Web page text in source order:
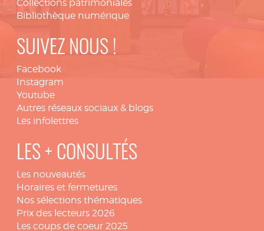
Collections patrimoniales
Bibliothèque numérique
SUIVEZ NOUS !
Facebook
Instagram
Youtube
Autres réseaux sociaux & blogs
Les infolettres
LES + CONSULTÉS
Les nouveautés
Horaires et fermetures
Nos sélections thématiques
Prix des lecteurs 2026
Les coups de coeur 2025